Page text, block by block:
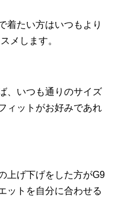
着たい方はいつもより
メします。
、いつも通りのサイズ
ィットがお好みであれ
上げ下げをした方がG9
ットを自分に合わせる